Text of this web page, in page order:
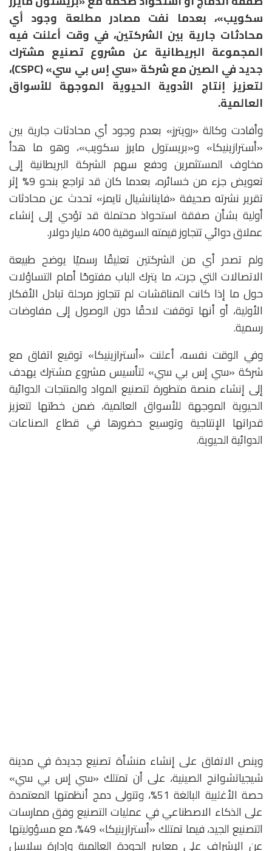
سكويب»، بعدما نفت مصادر مطلعة وجود أي
محادثات جارية بين الشركتين، في وقت أعلنت فيه
المجموعة البريطانية عن مشروع تصنيع مشترك
جديد في الصين مع شركة «سي إس بي سي» (CSPC)،
لتعزيز إنتاج الأدوية الحيوية الموجهة للأسواق
العالمية.
وأفادت وكالة «رويترز» بعدم وجود أي محادثات جارية بين
«أسترازينيكا» و«بريستول مايرز سكويب»، وهو ما هدأ
مخاوف المستثمرين ودفع سهم الشركة البريطانية إلى
تعويض جزء من خسائره، بعدما كان قد تراجع بنحو 9% إثر
تقرير نشرته صحيفة «فاينانشيال تايمز» تحدث عن محادثات
أولية بشأن صفقة استحواذ محتملة قد تؤدي إلى إنشاء
عملاق دوائي تتجاوز قيمته السوقية 400 مليار دولار.
ولم تصدر أي من الشركتين تعليقًا رسميًا يوضح طبيعة
الاتصالات التي جرت، ما يترك الباب مفتوحًا أمام التساؤلات
حول ما إذا كانت المناقشات لم تتجاوز مرحلة تبادل الأفكار
الأولية، أو أنها توقفت لاحقًا دون الوصول إلى مفاوضات
رسمية.
وفي الوقت نفسه، أعلنت «أسترازينيكا» توقيع اتفاق مع
شركة «سي إس بي سي» لتأسيس مشروع مشترك يهدف
إلى إنشاء منصة متطورة لتصنيع المواد والمنتجات الدوائية
الحيوية الموجهة للأسواق العالمية، ضمن خطتها لتعزيز
قدراتها الإنتاجية وتوسيع حضورها في قطاع الصناعات
الدوائية الحيوية.
وينص الاتفاق على إنشاء منشأة تصنيع جديدة في مدينة
شيجياتشوانج الصينية، على أن تمتلك «سي إس بي سي»
حصة الأغلبية البالغة 51%، وتتولى دمج أنظمتها المعتمدة
على الذكاء الاصطناعي في عمليات التصنيع وفق ممارسات
التصنيع الجيد، فيما تمتلك «أسترازينيكا» 49%، مع مسؤوليتها
عن الإشراف على معايير الجودة العالمية وإدارة سلاسل